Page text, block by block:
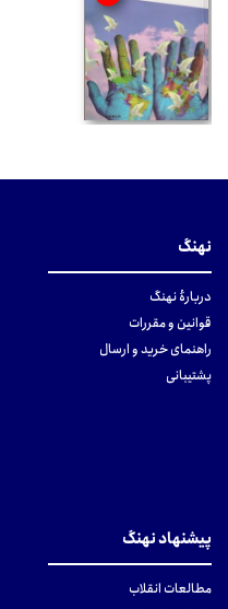
نهنگ
دربارهٔ نهنگ
قوانین و مقررات
راهنمای خرید و ارسال
پشتیبانی
پیشنهاد نهنگ
مطالعات انقلاب